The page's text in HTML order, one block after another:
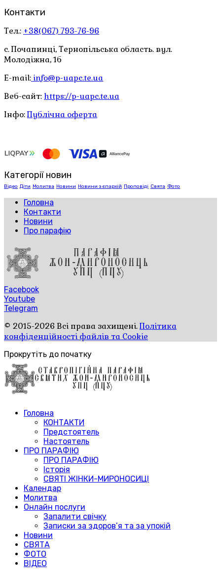
Контакти
Тел.: +38(067) 793-76-96
с. Почапинці, Тернопільська область. вул.
Молодіжна, 1б
E-mail: info@p-uapc.te.ua
Веб-сайт: https://p-uapc.te.ua
Інфо:Публічна оферта
Категорії новин
Відео Діти Молитва Новини Новини з єпархій Проповіді Свята Фото
Головна
Контакти
Новини
Про парафію
Facebook
Youtube
Telegram
© 2015-2026 Всі права захищені.Політика
конфіденційності файлів та Cookie
Прокрутіть до початку
Головна
КОНТАКТИ
Предстоятель
Настоятель
ПРО ПАРАФІЮ
ПРО ПАРАФІЮ
Історія
СВЯТІ ЖІНКИ-МИРОНОСИЦІ
Календар
Молитва
Онлайн послуги
Запалити свічку
Записки за здоров’я та за упокій
Новини
СВЯТА
ФОТО
ВІДЕО